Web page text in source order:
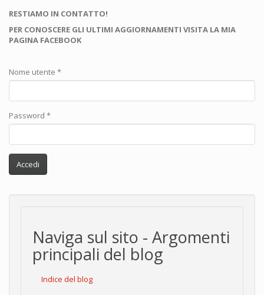
RESTIAMO IN CONTATTO!
PER CONOSCERE GLI ULTIMI AGGIORNAMENTI VISITA LA MIA
PAGINA FACEBOOK
Nome utente *
Password *
Accedi
Naviga sul sito - Argomenti
principali del blog
Indice del blog